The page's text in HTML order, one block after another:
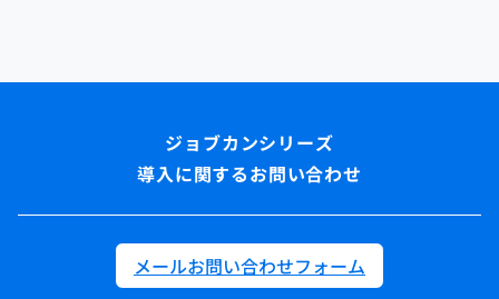
導入に関するお問い合わせ
メールお問い合わせフォーム